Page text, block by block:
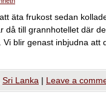
äta frukost sedan
då till grannhotellet där
Vi blir genast inbjudna att
Sri Lanka | Leave a